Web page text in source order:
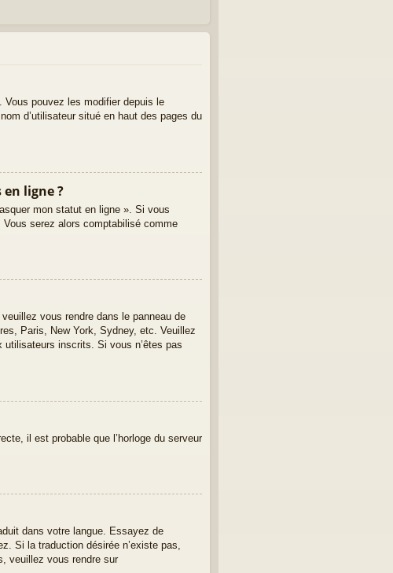
pouvez les modifier depuis le
d’utilisateur situé en haut des pages du
ligne ?
mon statut en ligne ». Si vous
serez alors comptabilisé comme
vous rendre dans le panneau de
Paris, New York, Sydney, etc. Veuillez
utilisateurs inscrits. Si vous n’êtes pas
il est probable que l’horloge du serveur
dans votre langue. Essayez de
Si la traduction désirée n’existe pas,
veuillez vous rendre sur